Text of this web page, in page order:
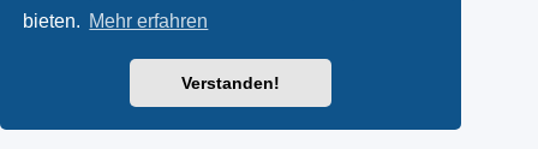
bieten. Mehr erfahren
Verstanden!